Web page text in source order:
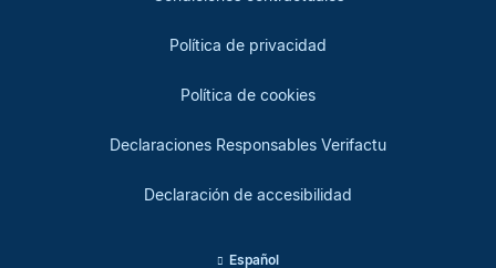
Política de privacidad
Política de cookies
Declaraciones Responsables Verifactu
Declaración de accesibilidad
Español